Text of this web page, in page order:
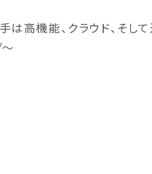
高機能、クラウド、そし